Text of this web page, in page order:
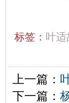
标签： 叶适
上一篇：
下一篇：